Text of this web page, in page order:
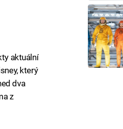
aktuální
který
dva
z